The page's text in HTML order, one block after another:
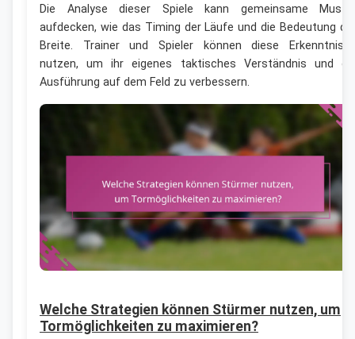
Die Analyse dieser Spiele kann gemeinsame
aufdecken, wie das Timing der Läufe und die Bedeutung
Breite. Trainer und Spieler können diese
nutzen, um ihr eigenes taktisches Verständnis und
Ausführung auf dem Feld zu verbessern.
Welche Strategien können Stürmer nutzen, um
Tormöglichkeiten zu maximieren?